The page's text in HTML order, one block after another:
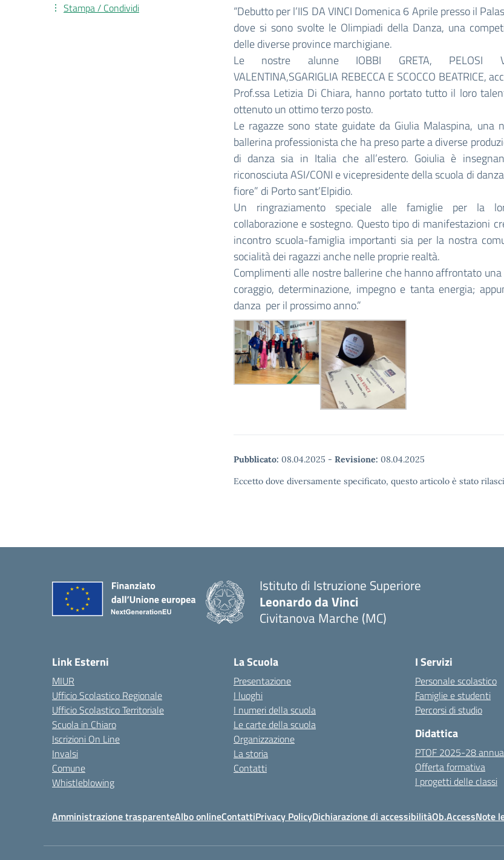
“Debutto per l’IIS DA VINCI Domenica 6 Aprile presso il
dove si sono svolte le Olimpiadi della Danza, una
delle diverse province marchigiane.
Le nostre alunne IOBBI GRETA, PELOSI
VALENTINA,SGARIGLIA REBECCA E SCOCCO BEATRICE,
Prof.ssa Letizia Di Chiara, hanno portato tutto il loro
ottenuto un ottimo terzo posto.
Le ragazze sono state guidate da Giulia Malaspina, una
ballerina professionista che ha preso parte a diverse
di danza sia in Italia che all’estero. Goiulia è
riconosciuta ASI/CONI e vicepresidente della scuola di
fiore” di Porto sant’Elpidio.
Un ringraziamento speciale alle famiglie per la
collaborazione e sostegno. Questo tipo di manifestazioni
incontro scuola-famiglia importanti sia per la nostra
socialità dei ragazzi anche nelle proprie realtà.
Complimenti alle nostre ballerine che hanno affrontato
coraggio, determinazione, impegno e tanta energia;
danza per il prossimo anno.”
Pubblicato: 08.04.2025 - Revisione: 08.04.2025
Eccetto dove diversamente specificato, questo articolo è stato
Stampa / Condividi
Istituto di Istruzione Superiore
Leonardo da Vinci
Civitanova Marche (MC)
Link Esterni
MIUR
Ufficio Scolastico Regionale
Ufficio Scolastico Territoriale
Scuola in Chiaro
Iscrizioni On Line
Invalsi
Comune
Whistleblowing
La Scuola
Presentazione
I luoghi
I numeri della scuola
Le carte della scuola
Organizzazione
La storia
Contatti
I Servizi
Personale scolastico
Famiglie e studenti
Percorsi di studio
Didattica
PTOF 2025-28
Offerta formativa
I progetti delle classi
Amministrazione trasparenteAlbo onlineContattiPrivacy PolicyDichiarazione di accessibilitàOb.AccessNote